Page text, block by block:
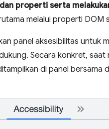
properti serta
melalui properti DOM
panel aksesibilitas untuk
Secara konkret,
di panel